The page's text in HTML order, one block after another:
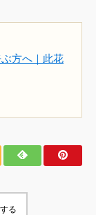
方へ｜此花
る